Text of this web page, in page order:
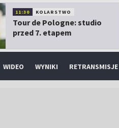
11:30 KOLARSTWO
Tour de Pologne: studio
przed 7. etapem
WIDEO WYNIKI RETRANSMISJE